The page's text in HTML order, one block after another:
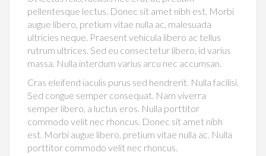
pellentesque lectus. Donec sit amet nibh est. Morbi
augue libero, pretium vitae nulla ac, malesuada
ultricies neque. Praesent vehicula libero ac tellus
rutrum ultrices. Sed eu consectetur libero, id varius
massa. Nulla interdum varius arcu nec accumsan.
Cras eleifend iaculis purus sed hendrerit. Nulla facilisi.
Sed congue semper consequat. Nam viverra
semper libero, a luctus eros. Nulla porttitor
commodo velit nec rhoncus. Donec sit amet nibh
est. Morbi augue libero, pretium vitae nulla ac. Nulla
porttitor commodo velit nec rhoncus.